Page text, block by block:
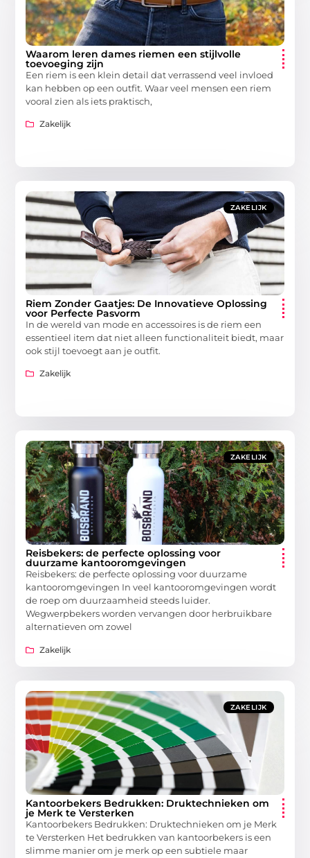
Waarom leren dames riemen een stijlvolle
toevoeging zijn
Een riem is een klein detail dat verrassend veel invloed
kan hebben op een outfit. Waar veel mensen een riem
vooral zien als iets praktisch,
Zakelijk
ZAKELIJK
Riem Zonder Gaatjes: De Innovatieve Oplossing
voor Perfecte Pasvorm
In de wereld van mode en accessoires is de riem een
essentieel item dat niet alleen functionaliteit biedt, maar
ook stijl toevoegt aan je outfit.
Zakelijk
ZAKELIJK
Reisbekers: de perfecte oplossing voor
duurzame kantooromgevingen
Reisbekers: de perfecte oplossing voor duurzame
kantooromgevingen In veel kantooromgevingen wordt
de roep om duurzaamheid steeds luider.
Wegwerpbekers worden vervangen door herbruikbare
alternatieven om zowel
Zakelijk
ZAKELIJK
Kantoorbekers Bedrukken: Druktechnieken om
je Merk te Versterken
Kantoorbekers Bedrukken: Druktechnieken om je Merk
te Versterken Het bedrukken van kantoorbekers is een
slimme manier om je merk op een subtiele maar